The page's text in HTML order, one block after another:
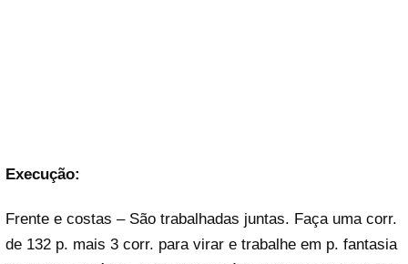
Execução:
Frente e costas – São trabalhadas juntas. Faça uma corr.
de 132 p. mais 3 corr. para virar e trabalhe em p. fantasia